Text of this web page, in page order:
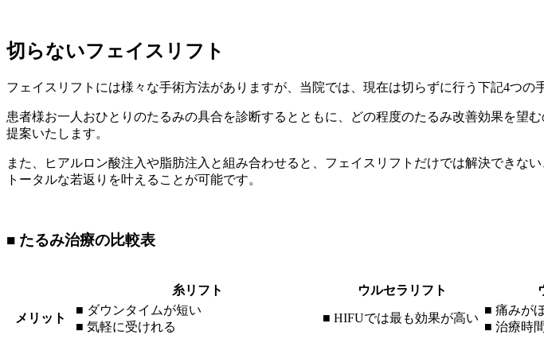
切らないフェイスリフト
フェイスリフトには様々な手術方法がありますが、当院では、現在は切らずに行う下記4つの
患者様お一人おひとりのたるみの具合を診断するとともに、どの程度のたるみ改善効果を望
提案いたします。
また、ヒアルロン酸注入や脂肪注入と組み合わせると、フェイスリフトだけでは解決できない
トータルな若返りを叶えることが可能です。
■ たるみ治療の比較表
糸リフト ウルセラリフト
メリット
■ ダウンタイムが短い
■ 気軽に受けれる
■ HIFUでは最も効果が高い
■ 痛みが
■ 治療時